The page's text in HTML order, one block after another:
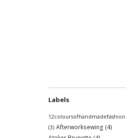
Labels
12coloursofhandmadefashion
(3) Afterworksewing (4)